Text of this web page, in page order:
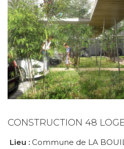
CONSTRUCTION 48
Lieu : Commune de LA